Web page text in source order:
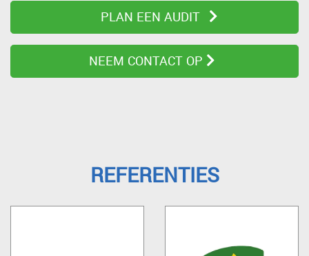
PLAN EEN AUDIT
NEEM CONTACT OP
REFERENTIES